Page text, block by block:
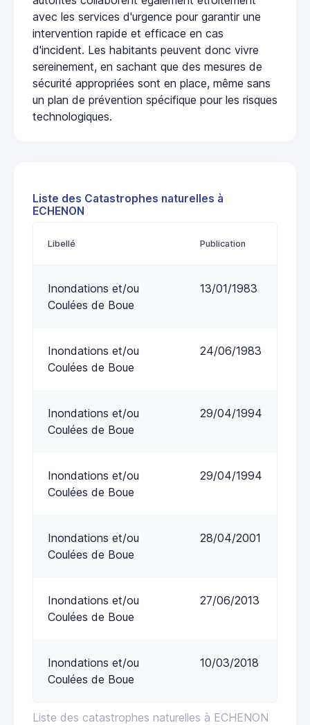
avec les services d'urgence pour garantir une
intervention rapide et efficace en cas
d'incident. Les habitants peuvent donc vivre
sereinement, en sachant que des mesures de
sécurité appropriées sont en place, même sans
un plan de prévention spécifique pour les risques
technologiques.
Liste des Catastrophes naturelles à
ECHENON
Liste des catastrophes naturelles à ECHENON
Libellé Publication
Inondations et/ou
Coulées de Boue
13/01/1983
Inondations et/ou
Coulées de Boue
24/06/1983
Inondations et/ou
Coulées de Boue
29/04/1994
Inondations et/ou
Coulées de Boue
29/04/1994
Inondations et/ou
Coulées de Boue
28/04/2001
Inondations et/ou
Coulées de Boue
27/06/2013
Inondations et/ou
Coulées de Boue
10/03/2018